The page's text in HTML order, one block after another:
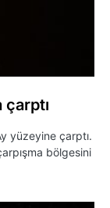
çarptı
yüzeyine çarptı.
bölgesini